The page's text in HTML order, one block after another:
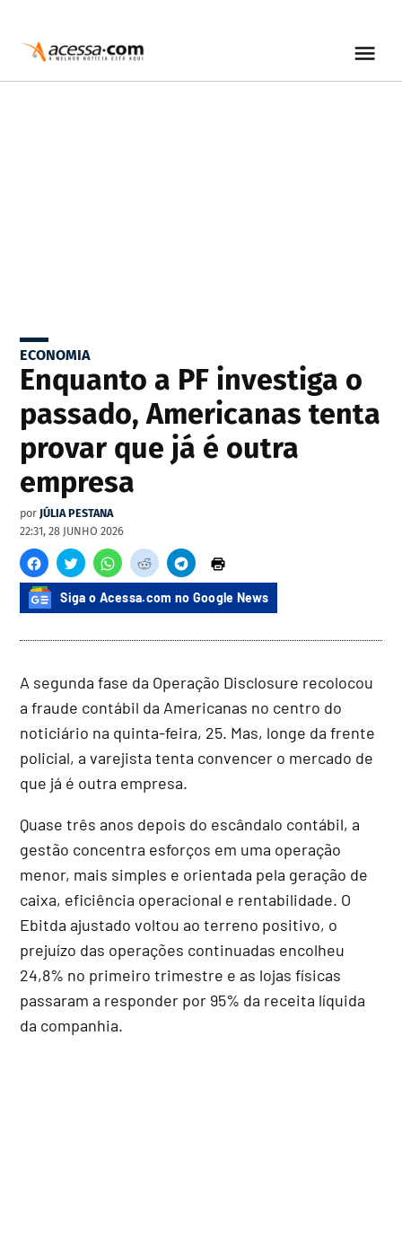
ECONOMIA
Enquanto a PF investiga o
passado, Americanas tenta
provar que já é outra
empresa
por JÚLIA PESTANA
22:31, 28 JUNHO 2026
Siga o Acessa.com no Google News
A segunda fase da Operação Disclosure recolocou
a fraude contábil da Americanas no centro do
noticiário na quinta-feira, 25. Mas, longe da frente
policial, a varejista tenta convencer o mercado de
que já é outra empresa.
Quase três anos depois do escândalo contábil, a
gestão concentra esforços em uma operação
menor, mais simples e orientada pela geração de
caixa, eficiência operacional e rentabilidade. O
Ebitda ajustado voltou ao terreno positivo, o
prejuízo das operações continuadas encolheu
24,8% no primeiro trimestre e as lojas físicas
passaram a responder por 95% da receita líquida
da companhia.